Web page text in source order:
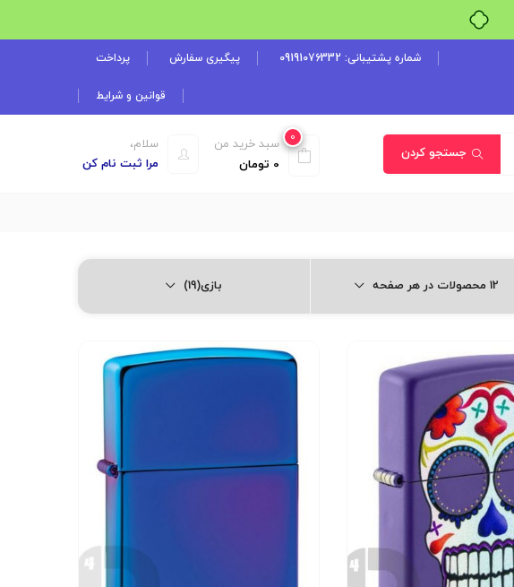
شماره پشتیبانی: 09191076332 پیگیری سفارش پرداخت
قوانین و شرایط
جستجو کردن
سلام،
مرا ثبت نام کن
0
سبد خرید من
0 تومان
12 محصولات در هر صفحه بازی(19)